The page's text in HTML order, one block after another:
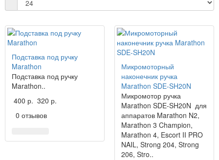
Подставка под ручку
Marathon
Подставка под ручку
Marathon..
400 р. 320 р.
0 отзывов
Микромоторный
наконечник ручка
Marathon SDE-SH20N
Микромотор ручка
Marathon SDE-SH20N для
аппаратов Marathon N2,
Marathon 3 Champion,
Marathon 4, Escort II PRO
NAIL, Strong 204, Strong
206, Stro..